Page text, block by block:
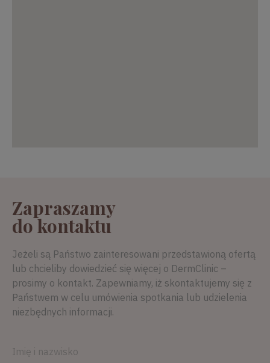
Zapraszamy
do kontaktu
Jeżeli są Państwo zainteresowani przedstawioną ofertą
lub chcieliby dowiedzieć się więcej o DermClinic –
prosimy o kontakt. Zapewniamy, iż skontaktujemy się z
Państwem w celu umówienia spotkania lub udzielenia
niezbędnych informacji.